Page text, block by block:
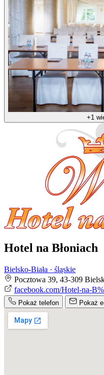
+1
Hotel na Błoniach
Bielsko-Biała · śląskie
Pocztowa 39, 43-309
facebook.com/Hotel-na-
Pokaż telefon Pokaż